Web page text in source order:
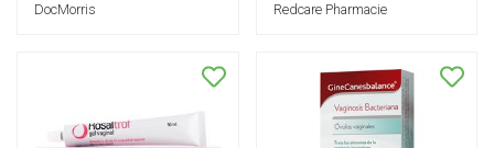
DocMorris Redcare Pharmacie